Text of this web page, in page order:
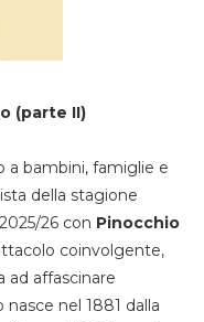
(parte II)
a bambini, famiglie e
della stagione
26 con Pinocchio
coinvolgente,
ad affascinare
nel 1881 dalla